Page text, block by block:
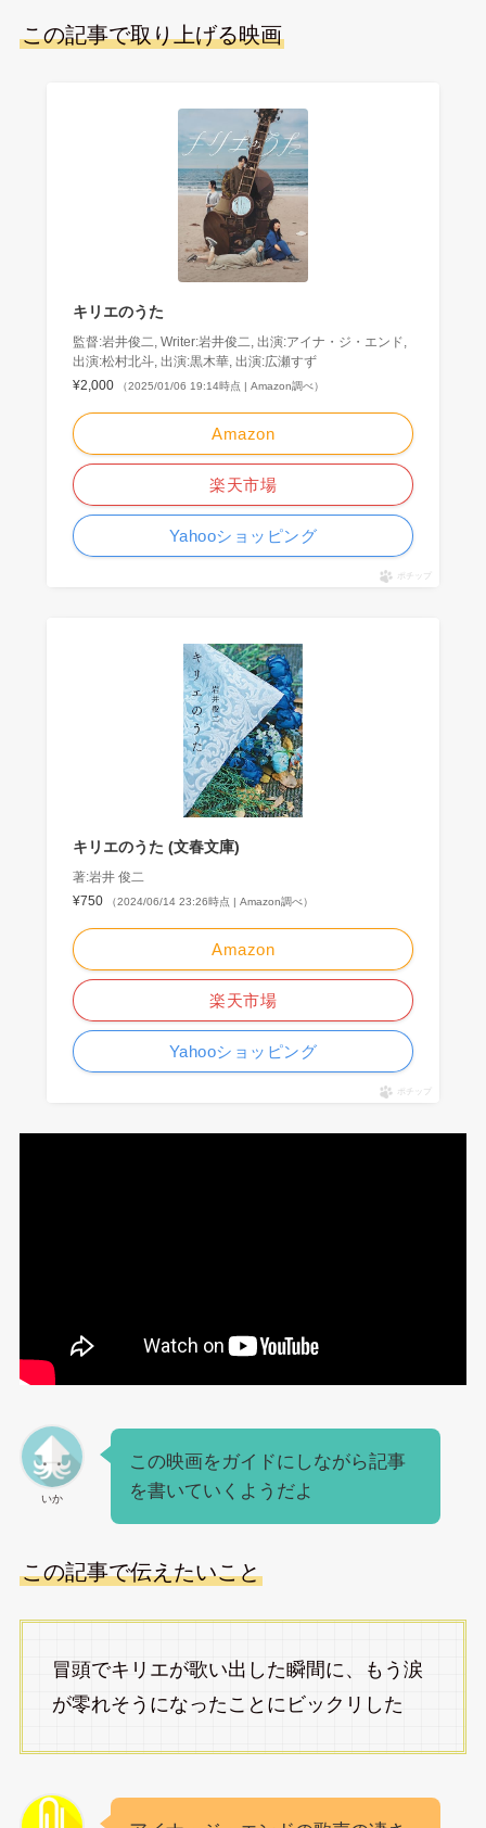
この記事で取り上げる映画
キリエのうた
監督:岩井俊二, Writer:岩井俊二, 出演:アイナ・ジ・エンド,
出演:松村北斗, 出演:黒木華, 出演:広瀬すず
¥2,000
（2025/01/06 19:14時点 | Amazon調べ）
Amazon
楽天市場
Yahooショッピング
ポチップ
キリエのうた (文春文庫)
著:岩井 俊二
¥750
（2024/06/14 23:26時点 | Amazon調べ）
Amazon
楽天市場
Yahooショッピング
ポチップ
いか
この映画をガイドにしながら記事
を書いていくようだよ
この記事で伝えたいこと
冒頭でキリエが歌い出した瞬間に、もう涙
が零れそうになったことにビックリした